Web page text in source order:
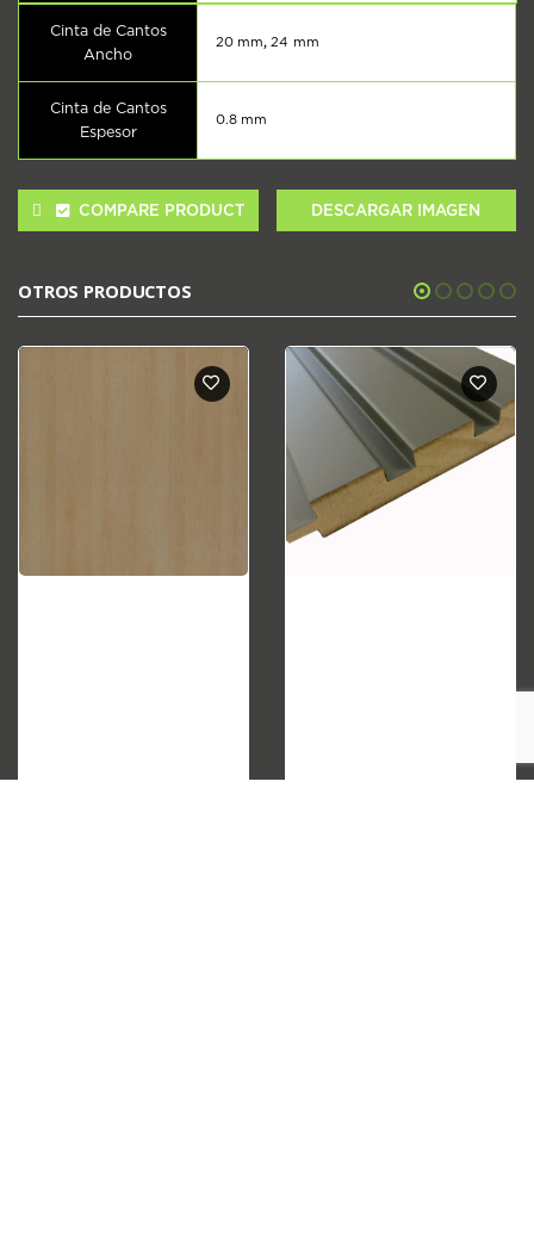
Cinta de Cantos
Ancho
20 mm,24 mm
Cinta de Cantos
Espesor
0.8 mm
COMPARE PRODUCT DESCARGAR IMAGEN
OTROS PRODUCTOS